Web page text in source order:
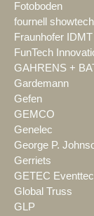
Fotoboden
fournell
Fraunhofer IDMT
FunTech
GAHRENS +
Gardemann
Gefen
GEMCO
Genelec
George P.
Gerriets
GETEC
Global Truss
GLP